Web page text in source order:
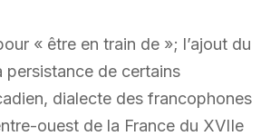
« être en train de »; l’ajout du
persistance de certains
dialecte des francophones
ouest de la France du XVIIe